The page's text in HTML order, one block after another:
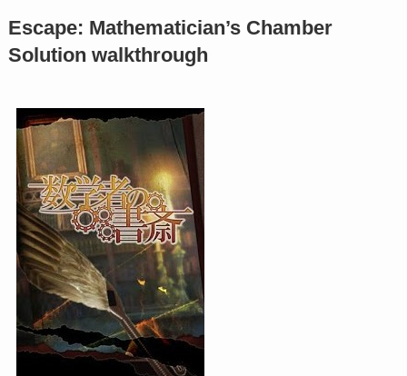
Escape: Mathematician’s Chamber
Solution walkthrough